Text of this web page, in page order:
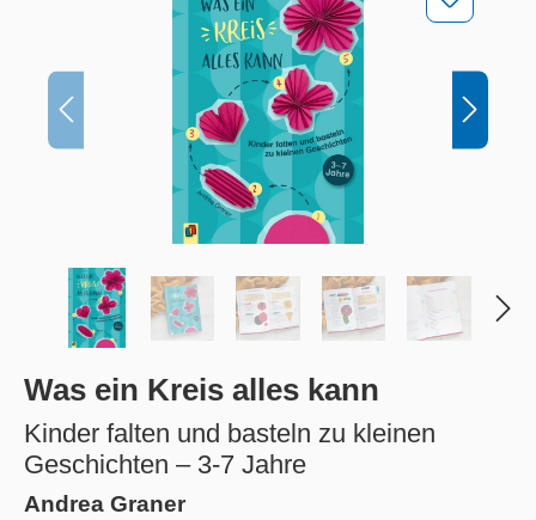
Was ein Kreis alles kann
Kinder falten und basteln zu kleinen
Geschichten – 3-7 Jahre
Andrea Graner